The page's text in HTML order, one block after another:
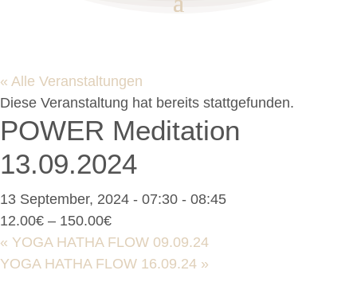
« Alle Veranstaltungen
Diese Veranstaltung hat bereits stattgefunden.
POWER Meditation
13.09.2024
13 September, 2024 - 07:30 - 08:45
12.00€ – 150.00€
« YOGA HATHA FLOW 09.09.24
YOGA HATHA FLOW 16.09.24 »